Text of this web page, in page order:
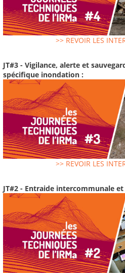
>> REVOIR LES
JT#3 - Vigilance, alerte et
spécifique inondation :
>> REVOIR LES
JT#2 - Entraide intercommunale